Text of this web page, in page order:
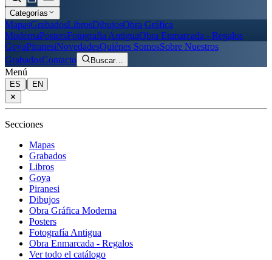
Categorías
MapasGrabadosLibrosDibujosObra Gráfica
ModernaPostersFotografía AntiguaObra Enmarcada - Regalos
GoyaPiranesiNovedadesQuiénes SomosSobre Nuestros
GrabadosContacto Buscar…
Menú
ES |
EN
✕
Secciones
Mapas
Grabados
Libros
Goya
Piranesi
Dibujos
Obra Gráfica Moderna
Posters
Fotografía Antigua
Obra Enmarcada - Regalos
Ver todo el catálogo